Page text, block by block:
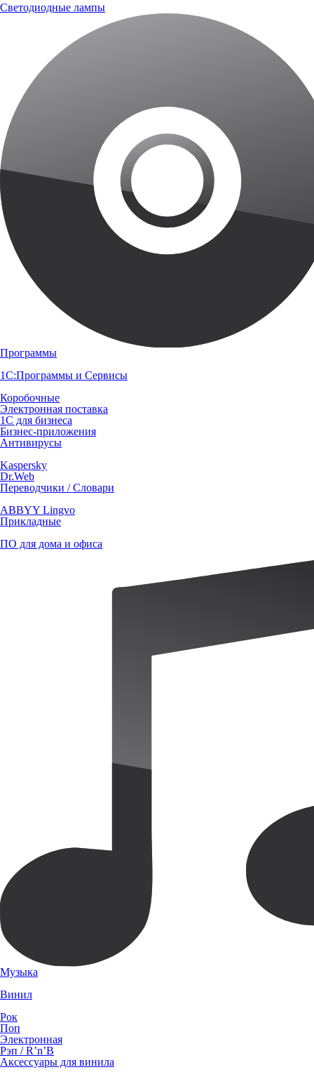
Светодиодные лампы
Программы
1С:Программы и Сервисы
Коробочные
Электронная поставка
1С для бизнеса
Бизнес-приложения
Антивирусы
Kaspersky
Dr.Web
Переводчики / Словари
ABBYY Lingvo
Прикладные
ПО для дома и офиса
Музыка
Винил
Рок
Поп
Электронная
Рэп / R’n’B
Аксессуары для винила